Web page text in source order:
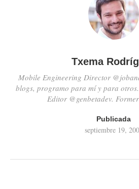
Txema
Mobile Engineering Director
blogs, programo para mí y para
Editor @genbetadev.
Publicada
septiembre 19,